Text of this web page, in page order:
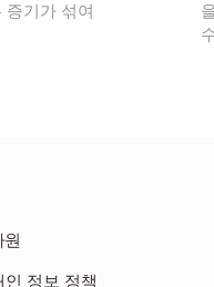
역 온천들의
원
인 정보 정책